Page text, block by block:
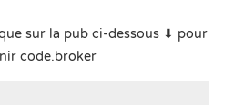
sur la pub ci-dessous ⬇ pour
code.broker